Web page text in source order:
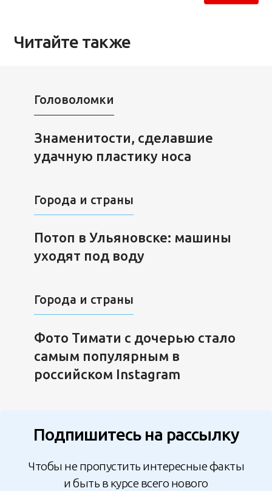
Читайте также
Головоломки
Знаменитости, сделавшие
удачную пластику носа
Города и страны
Потоп в Ульяновске: машины
уходят под воду
Города и страны
Фото Тимати с дочерью стало
самым популярным в
российском Instagram
Подпишитесь на рассылку
Чтобы не пропустить интересные факты
и быть в курсе всего нового